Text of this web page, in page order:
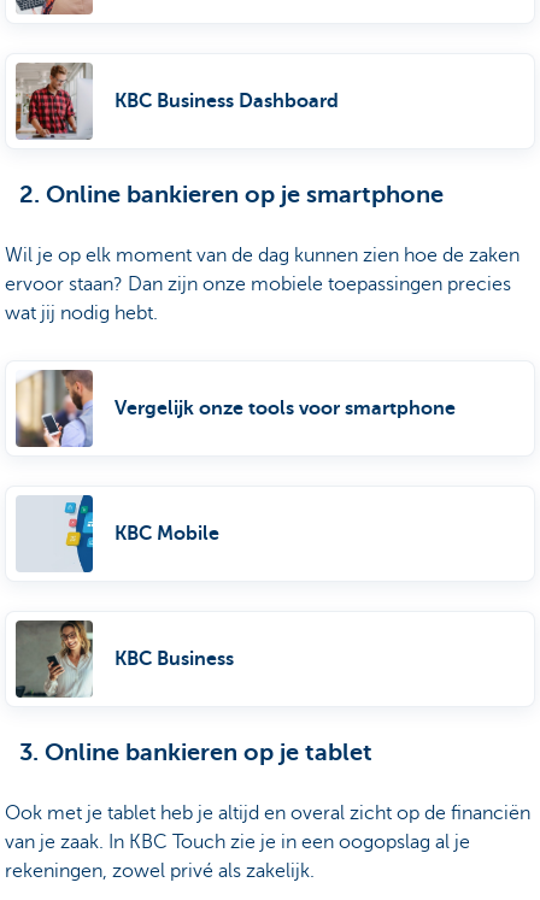
KBC Business Dashboard
2. Online bankieren op je smartphone
Wil je op elk moment van de dag kunnen zien hoe de zaken
ervoor staan? Dan zijn onze mobiele toepassingen precies
wat jij nodig hebt.
Vergelijk onze tools voor smartphone
KBC Mobile
KBC Business
3. Online bankieren op je tablet
Ook met je tablet heb je altijd en overal zicht op de financiën
van je zaak. In KBC Touch zie je in een oogopslag al je
rekeningen, zowel privé als zakelijk.